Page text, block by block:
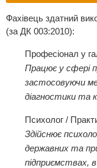
Фахівець здатний
(за ДК 003:2010):
Професіонал у
Працює у сфері
застосовуючи
діагностики та
Психолог /
Здійснює
державних та
підприємствах,